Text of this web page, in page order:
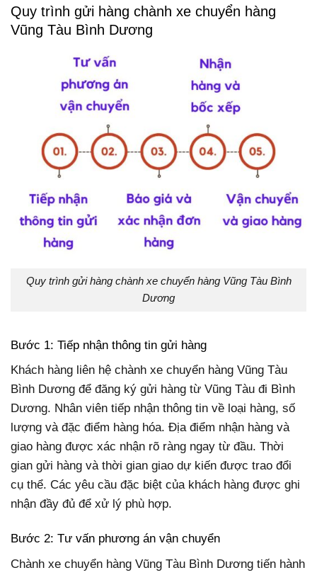
Quy trình gửi hàng chành xe chuyển hàng
Vũng Tàu Bình Dương
Quy trình gửi hàng chành xe chuyển hàng Vũng Tàu Bình
Dương
Bước 1: Tiếp nhận thông tin gửi hàng
Khách hàng liên hệ chành xe chuyển hàng Vũng Tàu
Bình Dương để đăng ký gửi hàng từ Vũng Tàu đi Bình
Dương. Nhân viên tiếp nhận thông tin về loại hàng, số
lượng và đặc điểm hàng hóa. Địa điểm nhận hàng và
giao hàng được xác nhận rõ ràng ngay từ đầu. Thời
gian gửi hàng và thời gian giao dự kiến được trao đổi
cụ thể. Các yêu cầu đặc biệt của khách hàng được ghi
nhận đầy đủ để xử lý phù hợp.
Bước 2: Tư vấn phương án vận chuyển
Chành xe chuyển hàng Vũng Tàu Bình Dương tiến hành